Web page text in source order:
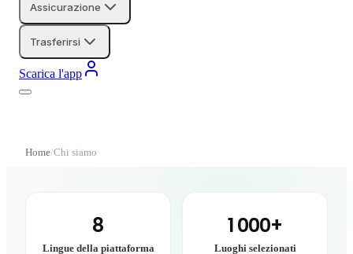
Assicurazione
Trasferirsi
Scarica l'app
Home Chi siamo
8
Lingue della piattaforma
1 000+
Luoghi selezionati